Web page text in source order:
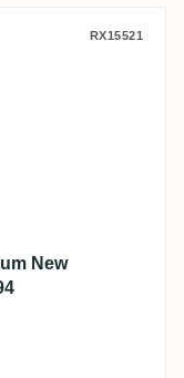
Rum
RX15521
New